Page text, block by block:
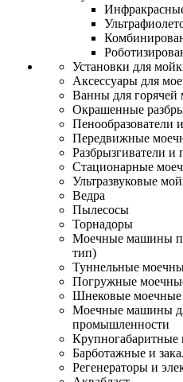
Установки для
Аксессуары для
Ванны для горячей
Окрашенные
Пенообразователи
Передвижные
Разбрызгиватели и
Стационарные
Ультразвуковые
Ведра
Пылесосы
Торнадоры
Моечные машины
тип)
Туннельные
Погружные
Шнековые
Моечные машины
промышленности
Барботажные и
Регенераторы и